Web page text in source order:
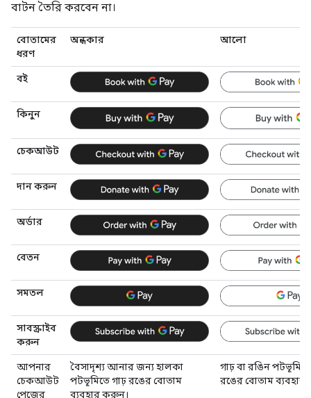
বাটন তৈরি করবেন না।
বোতামের
ধরণ
অন্ধকার আলো
বই
কিনুন
চেকআউট
দান করুন
অর্ডার
বেতন
সমতল
সাবস্ক্রাইব
করুন
আপনার
চেকআউট
পেজের
বৈসাদৃশ্য আনার জন্য হালকা
পটভূমিতে গাঢ় রঙের বোতাম
ব্যবহার করুন।
গাঢ় বা রঙিন
রঙের বোতাম